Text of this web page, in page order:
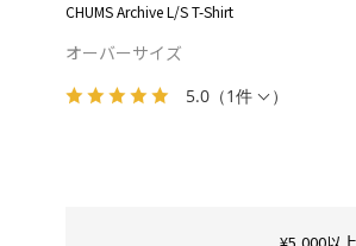
5.0 （1件 ）
CHUMS Archive L/S T-Shirt
オーバーサイズ